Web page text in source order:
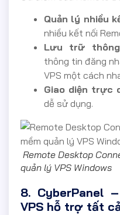
Quản lý nhiều
nhiều kết nối
Lưu trữ
thông tin đăng
VPS một cách
Giao diện trực
dễ sử dụng.
Remote Desktop
quản lý VPS Windows
8. CyberPanel
VPS hỗ trợ tất